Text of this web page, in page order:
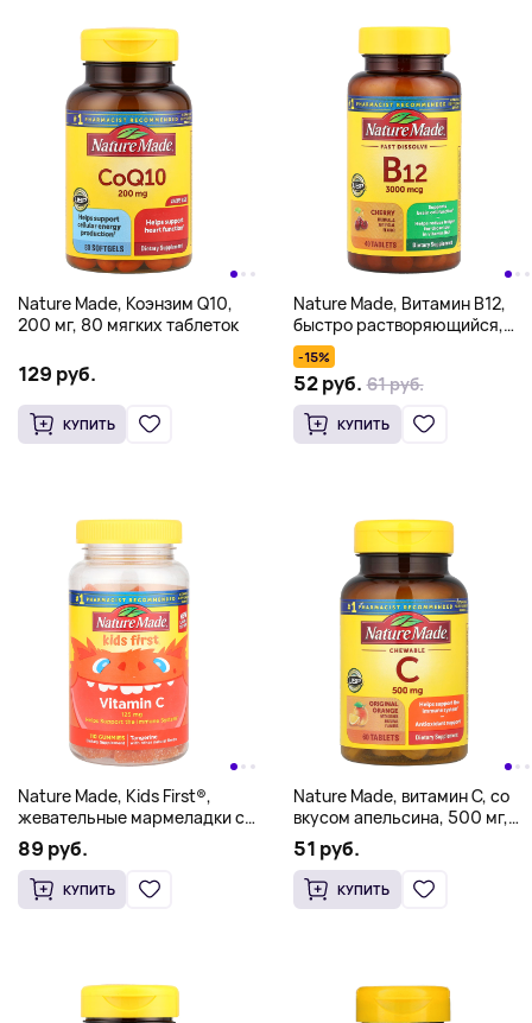
Nature Made, Коэнзим Q10,
200 мг, 80 мягких таблеток
129 руб.
КУПИТЬ
Nature Made, Витамин B12,
быстро растворяющийся,
вишня, 3000 мкг, 40
таблеток
-15%
52 руб. 61 руб.
КУПИТЬ
Nature Made, Kids First®,
жевательные мармеладки с
витамином C, мандарин, 125
мг, 110 жевательных
таблеток
89 руб.
КУПИТЬ
Nature Made, витамин C, со
вкусом апельсина, 500 мг,
60 жевательных таблеток
51 руб.
КУПИТЬ